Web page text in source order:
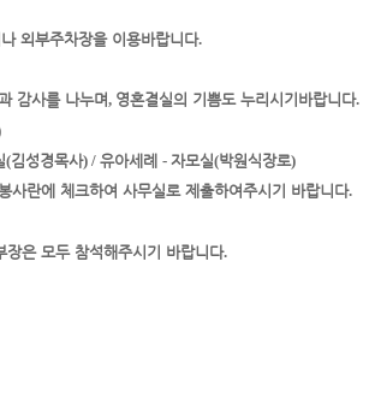
외부주차장을 이용바랍니다.
감사를 나누며, 영혼결실의 기쁨도 누리시기바랍니다.
(김성경목사) / 유아세례 - 자모실(박원식장로)
사란에 체크하여 사무실로 제출하여주시기 바랍니다.
은 모두 참석해주시기 바랍니다.